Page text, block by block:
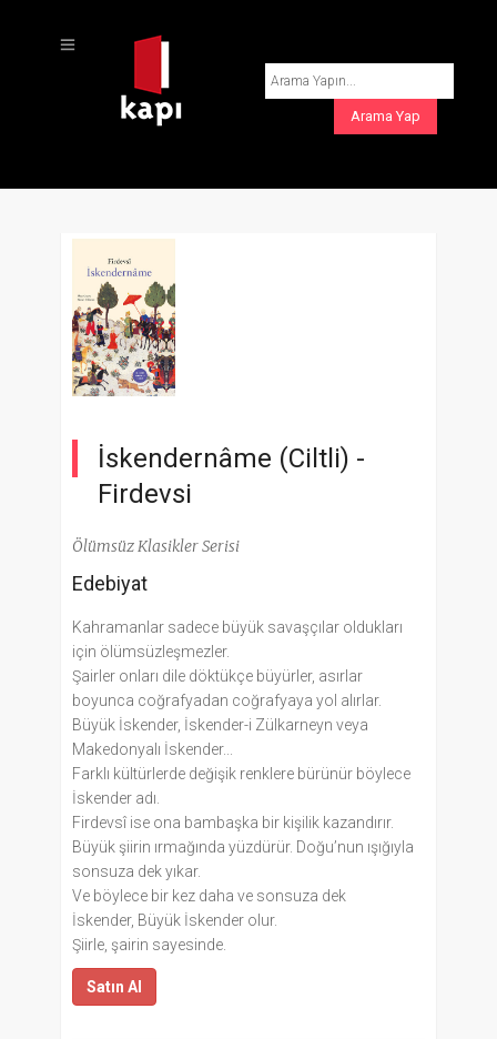
İskendernâme (Ciltli) -
Firdevsi
Ölümsüz Klasikler Serisi
Edebiyat
Kahramanlar sadece büyük savaşçılar oldukları
için ölümsüzleşmezler.
Şairler onları dile döktükçe büyürler, asırlar
boyunca coğrafyadan coğrafyaya yol alırlar.
Büyük İskender, İskender-i Zülkarneyn veya
Makedonyalı İskender...
Farklı kültürlerde değişik renklere bürünür böylece
İskender adı.
Firdevsî ise ona bambaşka bir kişilik kazandırır.
Büyük şiirin ırmağında yüzdürür. Doğu’nun ışığıyla
sonsuza dek yıkar.
Ve böylece bir kez daha ve sonsuza dek
İskender, Büyük İskender olur.
Şiirle, şairin sayesinde.
Satın Al